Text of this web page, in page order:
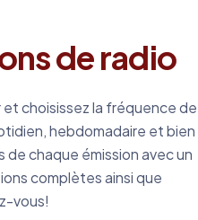
de radio
et choisissez la fréquence de
hebdomadaire et bien
chaque émission avec un
complètes ainsi que
vous!